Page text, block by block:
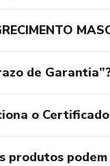
de
o
produtos